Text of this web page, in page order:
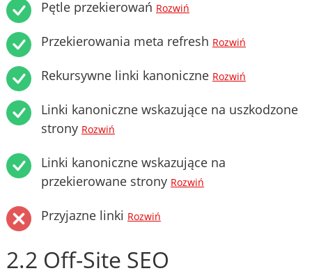
Pętle przekierowań Rozwiń
Przekierowania meta refresh Rozwiń
Rekursywne linki kanoniczne Rozwiń
Linki kanoniczne wskazujące na uszkodzone
strony Rozwiń
Linki kanoniczne wskazujące na
przekierowane strony Rozwiń
Przyjazne linki Rozwiń
2.2 Off-Site SEO